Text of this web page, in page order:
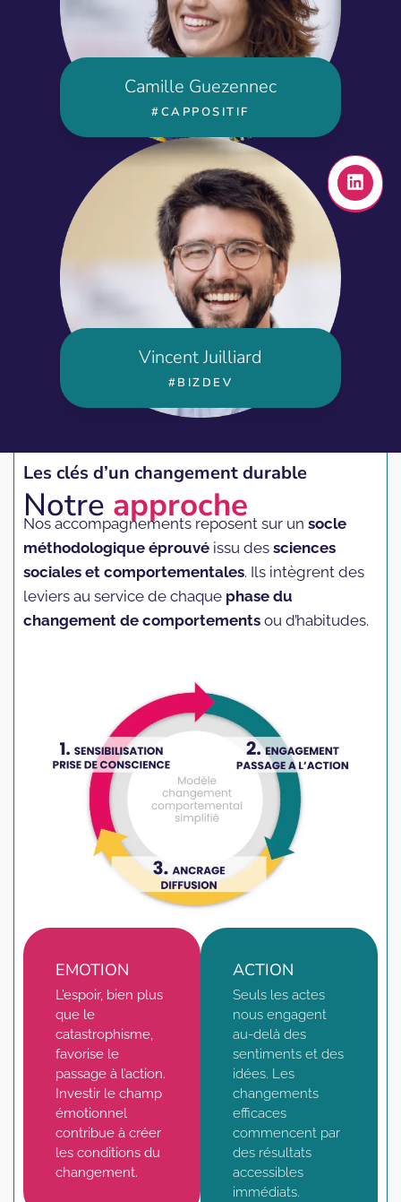
Camille Guezennec
#CAPPOSITIF
L
i
n
k
Vincent Juilliard
#BIZDEV
Les clés d’un changement durable
Notre approche
Nos accompagnements reposent sur un socle
méthodologique éprouvé issu des sciences
sociales et comportementales. Ils intègrent des
leviers au service de chaque phase du
changement de comportements ou d’habitudes.
EMOTION
L’espoir, bien plus
que le
catastrophisme,
favorise le
passage à l’action.
Investir le champ
émotionnel
contribue à créer
les conditions du
changement.
ACTION
Seuls les actes
nous engagent
au-delà des
sentiments et des
idées. Les
changements
efficaces
commencent par
des résultats
accessibles
immédiats.